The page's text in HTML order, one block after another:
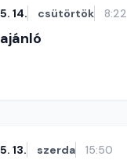
14. csütörtök 8:22
13. szerda 15:50